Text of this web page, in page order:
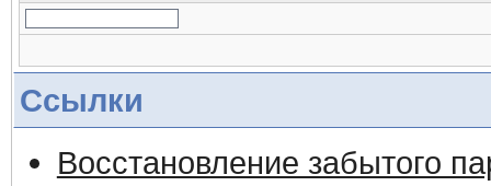
Ссылки
Восстановление забытого